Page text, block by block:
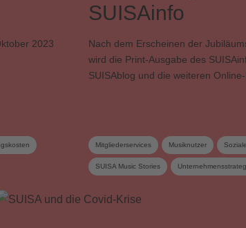
2023
SUISAinfo
Nach dem Erscheinen der
wird die Print-Ausgabe des
SUISAblog und die weiteren
Mitgliederservices Musiknutzer
SUISA Music Stories